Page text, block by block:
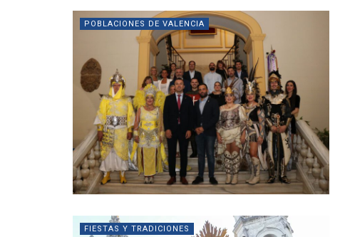
POBLACIONES DE VALENCIA
FIESTAS Y TRADICIONES